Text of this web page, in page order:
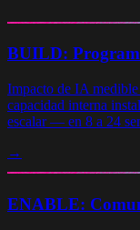
BUILD:
Impacto de IA
capacidad interna
escalar — en 8 a 24
→
ENABLE: